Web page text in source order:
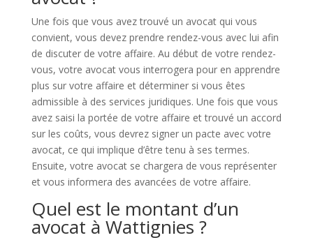
Une fois que vous avez trouvé un avocat qui vous
convient, vous devez prendre rendez-vous avec lui afin
de discuter de votre affaire. Au début de votre rendez-
vous, votre avocat vous interrogera pour en apprendre
plus sur votre affaire et déterminer si vous êtes
admissible à des services juridiques. Une fois que vous
avez saisi la portée de votre affaire et trouvé un accord
sur les coûts, vous devrez signer un pacte avec votre
avocat, ce qui implique d’être tenu à ses termes.
Ensuite, votre avocat se chargera de vous représenter
et vous informera des avancées de votre affaire.
Quel est le montant d’un
avocat à Wattignies ?